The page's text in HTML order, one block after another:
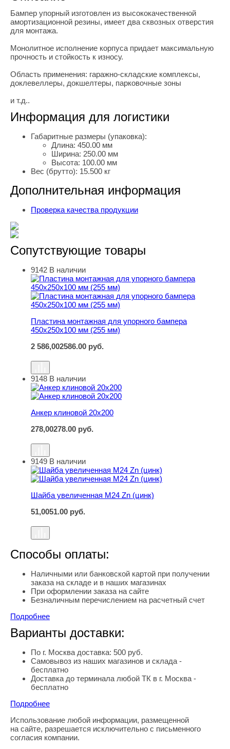
Бампер упорный изготовлен из высококачественной
амортизационной резины, имеет два сквозных отверстия
для монтажа.
Монолитное исполнение корпуса придает максимальную
прочность и стойкость к износу.
Область применения: гаражно-складские комплексы,
доклевеллеры, докшелтеры, парковочные зоны
и т.д..
Информация для логистики
Габаритные размеры (упаковка):
Длина: 450.00 мм
Ширина: 250.00 мм
Высота: 100.00 мм
Вес (брутто): 15.500 кг
Дополнительная информация
Проверка качества продукции
Сопутствующие товары
Пластина монтажная для упорного бампера
9142 В наличии
Пластина монтажная для упорного бампера
450х250х100 мм (255 мм)
2 586,002586.00 руб.
Анкер клиновой 20х200
9148 В наличии
Анкер клиновой 20х200
278,00278.00 руб.
Шайба увеличенная М24 Zn (цинк)
9149 В наличии
Шайба увеличенная М24 Zn (цинк)
51,0051.00 руб.
Способы оплаты:
Наличными или банковской картой при получении
заказа на складе и в наших магазинах
При оформлении заказа на сайте
Безналичным перечислением на расчетный счет
Подробнее
Варианты доставки:
По г. Москва доставка: 500 руб.
Самовывоз из наших магазинов и склада -
бесплатно
Доставка до терминала любой ТК в г. Москва -
бесплатно
Подробнее
Правовая информация
Использование любой информации, размещенной
на сайте, разрешается исключительно с письменного
согласия компании.